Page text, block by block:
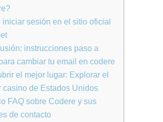
iniciar sesión en el sitio oficial
instrucciones paso a
cambiar tu email en codere
el mejor lugar: Explorar el
casino de Estados Unidos
FAQ sobre Codere y sus
de contacto